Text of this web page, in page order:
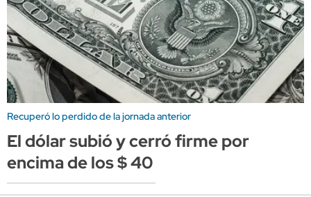
Recuperó lo perdido de la jornada anterior
El dólar subió y cerró firme por
encima de los $ 40